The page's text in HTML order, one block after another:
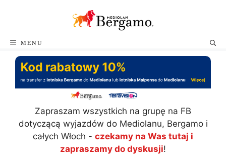
MENU
Zapraszam wszystkich na grupę na FB
dotyczącą wyjazdów do Mediolanu, Bergamo i
całych Włoch - czekamy na Was tutaj i
zapraszamy do dyskusji!